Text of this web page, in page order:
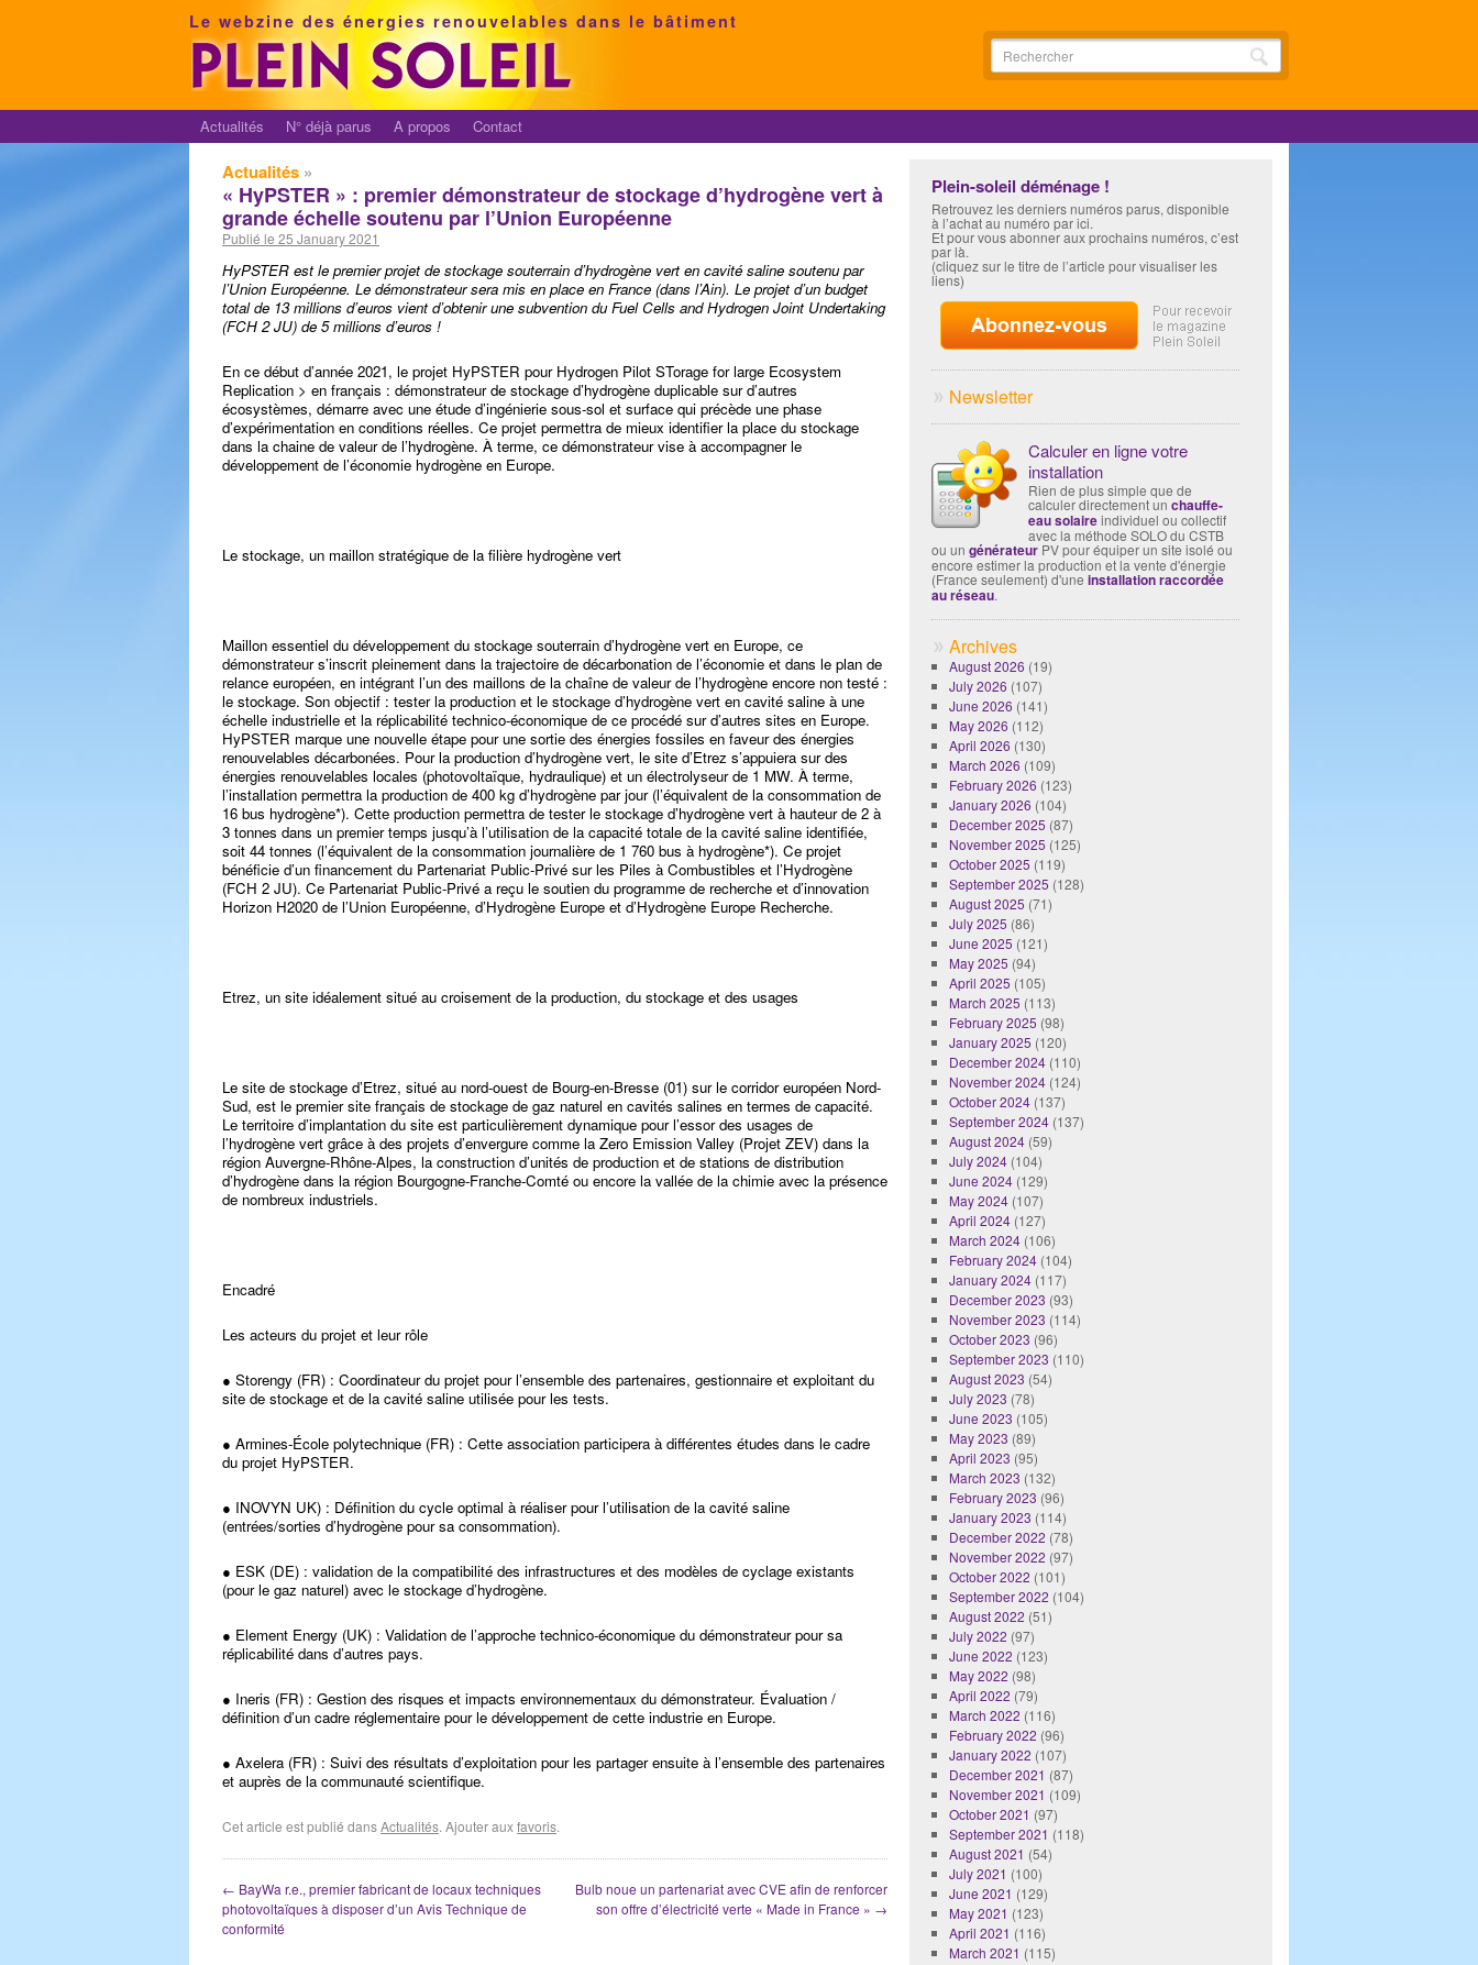
Le webzine des énergies renouvelables dans le bâtiment
Actualités N° déjà parus A propos Contact
Actualités »
« HyPSTER » : premier démonstrateur de stockage d’hydrogène vert à
grande échelle soutenu par l’Union Européenne
Publié le 25 January 2021
HyPSTER est le premier projet de stockage souterrain d’hydrogène vert en cavité saline soutenu par
l’Union Européenne. Le démonstrateur sera mis en place en France (dans l’Ain). Le projet d’un budget
total de 13 millions d’euros vient d’obtenir une subvention du Fuel Cells and Hydrogen Joint Undertaking
(FCH 2 JU) de 5 millions d’euros !
En ce début d’année 2021, le projet HyPSTER pour Hydrogen Pilot STorage for large Ecosystem
Replication > en français : démonstrateur de stockage d’hydrogène duplicable sur d’autres
écosystèmes, démarre avec une étude d’ingénierie sous-sol et surface qui précède une phase
d’expérimentation en conditions réelles. Ce projet permettra de mieux identifier la place du stockage
dans la chaine de valeur de l’hydrogène. À terme, ce démonstrateur vise à accompagner le
développement de l’économie hydrogène en Europe.
Le stockage, un maillon stratégique de la filière hydrogène vert
Maillon essentiel du développement du stockage souterrain d’hydrogène vert en Europe, ce
démonstrateur s’inscrit pleinement dans la trajectoire de décarbonation de l’économie et dans le plan de
relance européen, en intégrant l’un des maillons de la chaîne de valeur de l’hydrogène encore non testé :
le stockage. Son objectif : tester la production et le stockage d’hydrogène vert en cavité saline à une
échelle industrielle et la réplicabilité technico-économique de ce procédé sur d’autres sites en Europe.
HyPSTER marque une nouvelle étape pour une sortie des énergies fossiles en faveur des énergies
renouvelables décarbonées. Pour la production d’hydrogène vert, le site d’Etrez s’appuiera sur des
énergies renouvelables locales (photovoltaïque, hydraulique) et un électrolyseur de 1 MW. À terme,
l’installation permettra la production de 400 kg d’hydrogène par jour (l’équivalent de la consommation de
16 bus hydrogène*). Cette production permettra de tester le stockage d’hydrogène vert à hauteur de 2 à
3 tonnes dans un premier temps jusqu’à l’utilisation de la capacité totale de la cavité saline identifiée,
soit 44 tonnes (l’équivalent de la consommation journalière de 1 760 bus à hydrogène*). Ce projet
bénéficie d’un financement du Partenariat Public-Privé sur les Piles à Combustibles et l’Hydrogène
(FCH 2 JU). Ce Partenariat Public-Privé a reçu le soutien du programme de recherche et d’innovation
Horizon H2020 de l’Union Européenne, d’Hydrogène Europe et d’Hydrogène Europe Recherche.
Etrez, un site idéalement situé au croisement de la production, du stockage et des usages
Le site de stockage d’Etrez, situé au nord-ouest de Bourg-en-Bresse (01) sur le corridor européen Nord-
Sud, est le premier site français de stockage de gaz naturel en cavités salines en termes de capacité.
Le territoire d’implantation du site est particulièrement dynamique pour l’essor des usages de
l’hydrogène vert grâce à des projets d’envergure comme la Zero Emission Valley (Projet ZEV) dans la
région Auvergne-Rhône-Alpes, la construction d’unités de production et de stations de distribution
d’hydrogène dans la région Bourgogne-Franche-Comté ou encore la vallée de la chimie avec la présence
de nombreux industriels.
Encadré
Les acteurs du projet et leur rôle
● Storengy (FR) : Coordinateur du projet pour l’ensemble des partenaires, gestionnaire et exploitant du
site de stockage et de la cavité saline utilisée pour les tests.
● Armines-École polytechnique (FR) : Cette association participera à différentes études dans le cadre
du projet HyPSTER.
● INOVYN UK) : Définition du cycle optimal à réaliser pour l’utilisation de la cavité saline
(entrées/sorties d’hydrogène pour sa consommation).
● ESK (DE) : validation de la compatibilité des infrastructures et des modèles de cyclage existants
(pour le gaz naturel) avec le stockage d’hydrogène.
● Element Energy (UK) : Validation de l’approche technico-économique du démonstrateur pour sa
réplicabilité dans d’autres pays.
● Ineris (FR) : Gestion des risques et impacts environnementaux du démonstrateur. Évaluation /
définition d’un cadre réglementaire pour le développement de cette industrie en Europe.
● Axelera (FR) : Suivi des résultats d’exploitation pour les partager ensuite à l’ensemble des partenaires
et auprès de la communauté scientifique.
Cet article est publié dansActualités. Ajouter auxfavoris.
← BayWa r.e., premier fabricant de locaux techniques
photovoltaïques à disposer d’un Avis Technique de
conformité
Bulb noue un partenariat avec CVE afin de renforcer
son offre d’électricité verte « Made in France » →
Plein-soleil déménage !
Retrouvez les derniers numéros parus, disponible
à l’achat au numéro par ici.
Et pour vous abonner aux prochains numéros, c’est
par là.
(cliquez sur le titre de l’article pour visualiser les
liens)
Newsletter
Calculer en ligne votre
installation
Rien de plus simple que de
calculer directement un chauffe-
eau solaireindividuel ou collectif
avec la méthode SOLO du CSTB
ou un générateur PV pour équiper un site isolé ou
encore estimer la production et la vente d'énergie
(France seulement) d'une installation raccordée
au réseau.
Archives
August 2026 (19)
July 2026 (107)
June 2026 (141)
May 2026 (112)
April 2026 (130)
March 2026 (109)
February 2026 (123)
January 2026 (104)
December 2025 (87)
November 2025 (125)
October 2025 (119)
September 2025 (128)
August 2025 (71)
July 2025 (86)
June 2025 (121)
May 2025 (94)
April 2025 (105)
March 2025 (113)
February 2025 (98)
January 2025 (120)
December 2024(110)
November 2024(124)
October 2024(137)
September 2024(137)
August 2024(59)
July 2024(104)
June 2024(129)
May 2024(107)
April 2024(127)
March 2024(106)
February 2024(104)
January 2024(117)
December 2023 (93)
November 2023 (114)
October 2023 (96)
September 2023 (110)
August 2023 (54)
July 2023 (78)
June 2023 (105)
May 2023 (89)
April 2023 (95)
March 2023 (132)
February 2023 (96)
January 2023 (114)
December 2022 (78)
November 2022 (97)
October 2022 (101)
September 2022 (104)
August 2022 (51)
July 2022 (97)
June 2022 (123)
May 2022 (98)
April 2022 (79)
March 2022 (116)
February 2022 (96)
January 2022 (107)
December 2021 (87)
November 2021 (109)
October 2021 (97)
September 2021 (118)
August 2021 (54)
July 2021 (100)
June 2021 (129)
May 2021 (123)
April 2021 (116)
March 2021 (115)